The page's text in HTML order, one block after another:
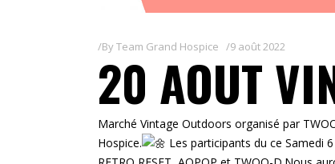
ByTeam Grand Hospice 9 août 2022
20 AOUT
Marché Vintage Outdoors organisé par
Hospice.
Les participants du ce Samedi